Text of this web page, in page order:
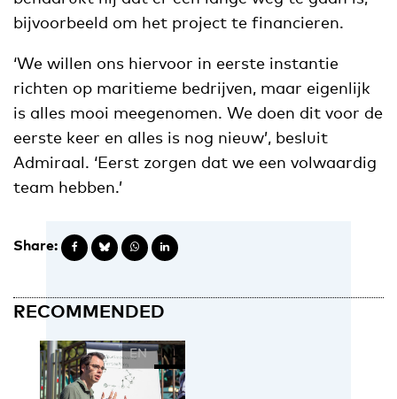
bijvoorbeeld om het project te financieren.
‘We willen ons hiervoor in eerste instantie
richten op maritieme bedrijven, maar eigenlijk
is alles mooi meegenomen. We doen dit voor de
eerste keer en alles is nog nieuw’, besluit
Admiraal. ‘Eerst zorgen dat we een volwaardig
team hebben.’
Share:
RECOMMENDED
EN NL